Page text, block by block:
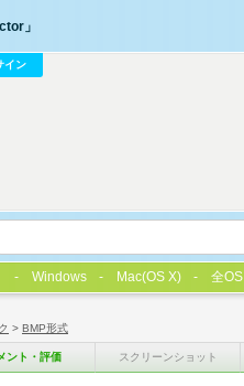
> BMP形式
ント・評価 スクリーンショット
」
イン
Windows Mac(OS X) 全OS